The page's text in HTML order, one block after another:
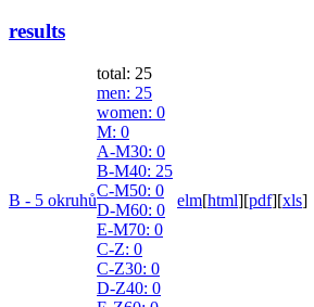
results
B - 5 okruhů
total: 25
men: 25
women: 0
M: 0
A-M30: 0
B-M40: 25
C-M50: 0
D-M60: 0
E-M70: 0
C-Z: 0
C-Z30: 0
D-Z40: 0
elm[html][pdf][xls]